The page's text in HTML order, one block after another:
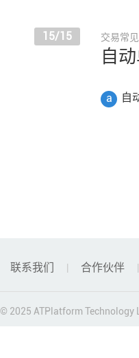
15/15 交易常
自
a 自
联系我们 合作伙伴
© 2025 ATPlatform Technology